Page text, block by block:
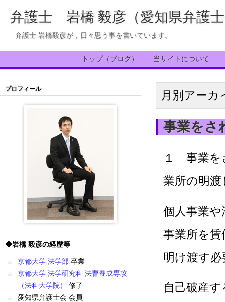
弁護士 岩橋 毅彦（愛知県弁護
弁護士 岩橋毅彦が，日々思う事を書いています。
トップ（ブログ） 当サイトについて
月別アー
事業をさ
１ 事業を
業所の明
個人事業
事業所を
明け渡す
自己破産
プロフィール
◆岩橋 毅彦の経歴等
京都大学 法学部 卒業
京都大学 法学研究科 法曹養成専攻
（法科大学院）
修了
愛知県弁護士会 会員